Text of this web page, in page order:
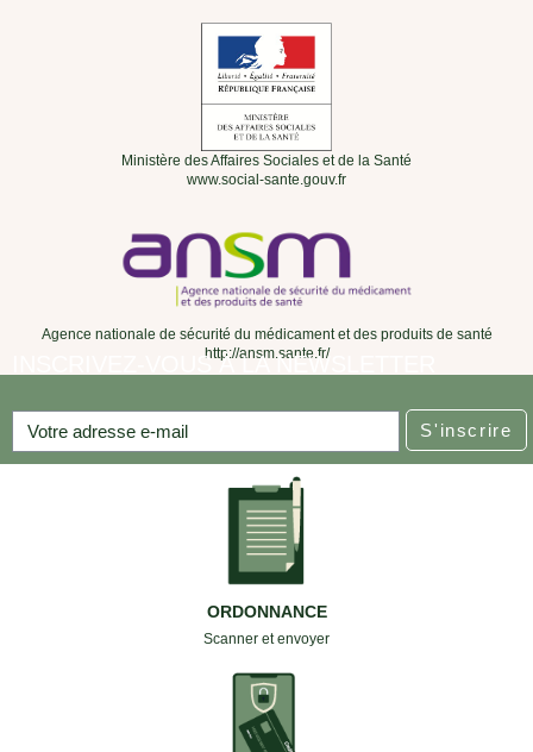
Ministère des Affaires Sociales et de la Santé
www.social-sante.gouv.fr
Agence nationale de sécurité du médicament et des produits de santé
http://ansm.sante.fr/
INSCRIVEZ-VOUS À LA NEWSLETTER
S'inscrire
ORDONNANCE
Scanner et envoyer